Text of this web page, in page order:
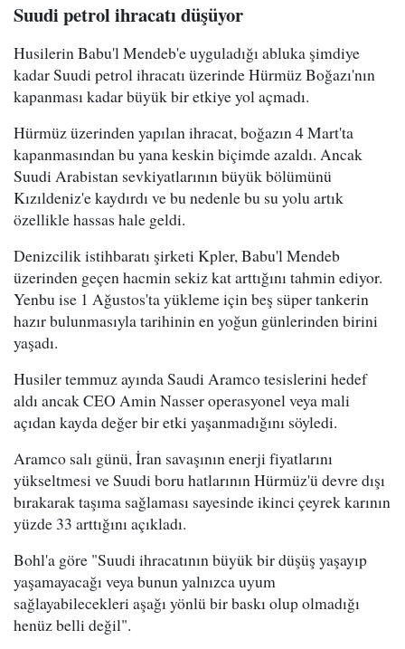
Suudi petrol ihracatı düşüyor
Husilerin Babu'l Mendeb'e uyguladığı abluka şimdiye
kadar Suudi petrol ihracatı üzerinde Hürmüz Boğazı'nın
kapanması kadar büyük bir etkiye yol açmadı.
Hürmüz üzerinden yapılan ihracat, boğazın 4 Mart'ta
kapanmasından bu yana keskin biçimde azaldı. Ancak
Suudi Arabistan sevkiyatlarının büyük bölümünü
Kızıldeniz'e kaydırdı ve bu nedenle bu su yolu artık
özellikle hassas hale geldi.
Denizcilik istihbaratı şirketi Kpler, Babu'l Mendeb
üzerinden geçen hacmin sekiz kat arttığını tahmin ediyor.
Yenbu ise 1 Ağustos'ta yükleme için beş süper tankerin
hazır bulunmasıyla tarihinin en yoğun günlerinden birini
yaşadı.
Husiler temmuz ayında Saudi Aramco tesislerini hedef
aldı ancak CEO Amin Nasser operasyonel veya mali
açıdan kayda değer bir etki yaşanmadığını söyledi.
Aramco salı günü, İran savaşının enerji fiyatlarını
yükseltmesi ve Suudi boru hatlarının Hürmüz'ü devre dışı
bırakarak taşıma sağlaması sayesinde ikinci çeyrek karının
yüzde 33 arttığını açıkladı.
Bohl'a göre "Suudi ihracatının büyük bir düşüş yaşayıp
yaşamayacağı veya bunun yalnızca uyum
sağlayabilecekleri aşağı yönlü bir baskı olup olmadığı
henüz belli değil".